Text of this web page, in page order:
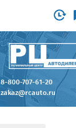
8-800-707-61-20
zakaz@rcauto.ru